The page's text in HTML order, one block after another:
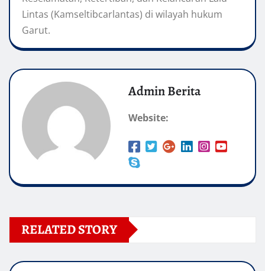
Lintas (Kamseltibcarlantas) di wilayah hukum
Garut.
Admin Berita
Website:
RELATED STORY